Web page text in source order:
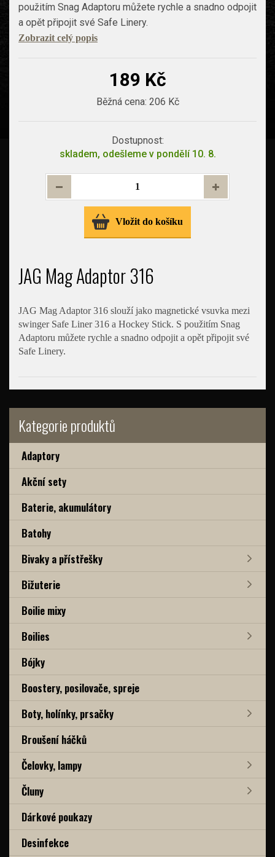
Kategorie produktů
Adaptory
Akční sety
Baterie, akumulátory
Batohy
Bivaky a přístřešky
Bižuterie
Boilie mixy
Boilies
Bójky
Boostery, posilovače, spreje
Boty, holínky, prsačky
Broušení háčků
Čelovky, lampy
Čluny
Dárkové poukazy
Desinfekce
použitím Snag Adaptoru můžete rychle a snadno odpojit
a opět připojit své Safe Linery.
Zobrazit celý popis
189 Kč
Běžná cena: 206 Kč
Dostupnost:
skladem, odešleme v pondělí 10. 8.
Vložit do košíku
JAG Mag Adaptor 316
JAG Mag Adaptor 316 slouží jako magnetické vsuvka mezi
swinger Safe Liner 316 a Hockey Stick. S použitím Snag
Adaptoru můžete rychle a snadno odpojit a opět připojit své
Safe Linery.